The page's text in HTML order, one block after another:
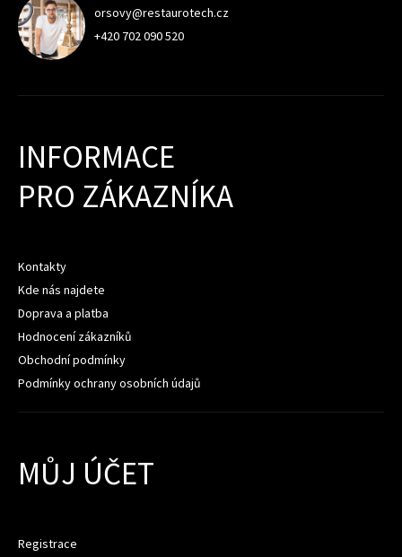
orsovy@restaurotech.cz
+420 702 090 520
INFORMACE
PRO ZÁKAZNÍKA
Kontakty
Kde nás najdete
Doprava a platba
Hodnocení zákazníků
Obchodní podmínky
Podmínky ochrany osobních údajů
MŮJ ÚČET
Registrace